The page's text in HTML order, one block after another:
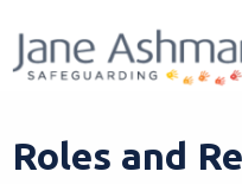
Roles and